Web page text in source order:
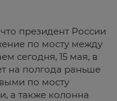
президент России
по мосту между
сегодня, 15 мая, в
на полгода раньше
по мосту
а также колонна